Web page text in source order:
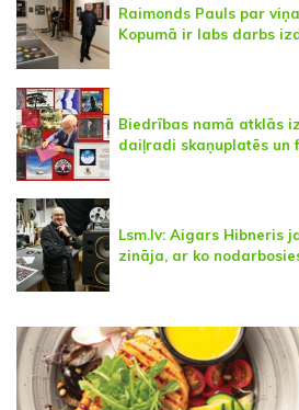
Raimonds Pauls par
Kopumā ir labs darbs
Biedrības namā atklās
daiļradi skaņuplatēs un
Lsm.lv: Aigars Hibneris
zināja, ar ko